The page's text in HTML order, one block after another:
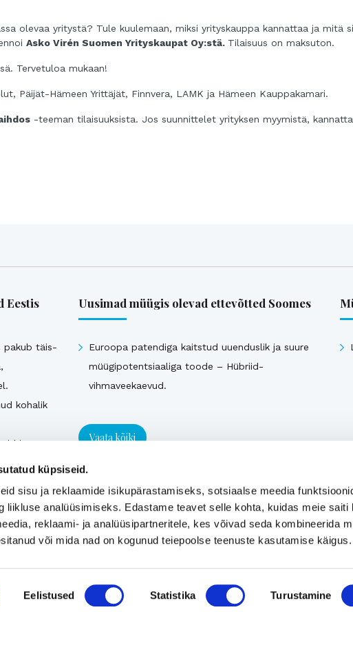
küpsiseid.
sisu ja reklaamide isikupärastamiseks, sotsiaalse meedia
liikluse analüüsimiseks. Edastame teavet selle kohta, kuidas meie saiti
reklaami- ja analüüsipartneritele, kes võivad seda kombineerida
või mida nad on kogunud teiepoolse teenuste kasutamise käigus.
Eelistused Statistika Turustamine
olevaa yritystä? Tule kuulemaan, miksi yrityskauppa kannattaa ja mitä
Asko Virén Suomen Yrityskaupat Oy:stä. Tilaisuus on maksuton.
Tervetuloa mukaan!
Päijät-Hämeen Yrittäjät, Finnvera, LAMK ja Hämeen Kauppakamari.
-teeman tilaisuuksista. Jos suunnittelet yrityksen myymistä,
Eestis
pakub täis-
kohalik
ja
ja
tootja.
Uusimad müügis olevad ettevõtted Soomes
Euroopa patendiga kaitstud uuenduslik ja suure
müügipotentsiaaliga toode – Hübriid-
vihmaveekaevud.
Vaata kõiki